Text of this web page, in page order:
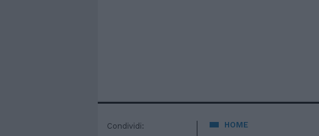
HOME
Condividi: